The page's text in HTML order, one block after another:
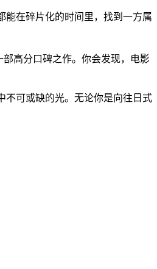
能在碎片化的时间里，找到一方属
高分口碑之作。你会发现，电影
不可或缺的光。无论你是向往日式